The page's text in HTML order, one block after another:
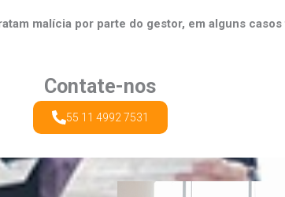
malícia por parte do gestor, em alguns
Contate-nos
55 11 4992 7531